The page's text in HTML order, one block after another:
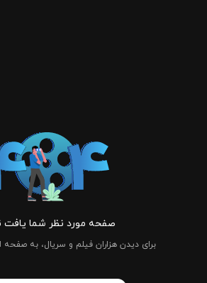
صفحه مورد نظر شما یافت
برای دیدن هزاران فیلم و سریال، به صفحه